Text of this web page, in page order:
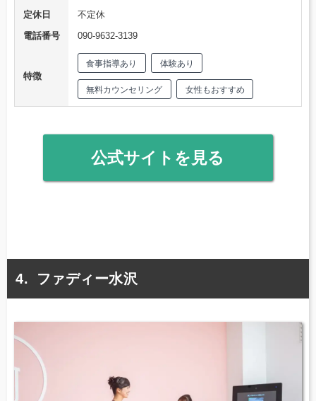
定休日
不定休
電話番号
090-9632-3139
特徴
食事指導あり 体験あり
無料カウンセリング 女性もおすすめ
公式サイトを見る
ファディー水沢